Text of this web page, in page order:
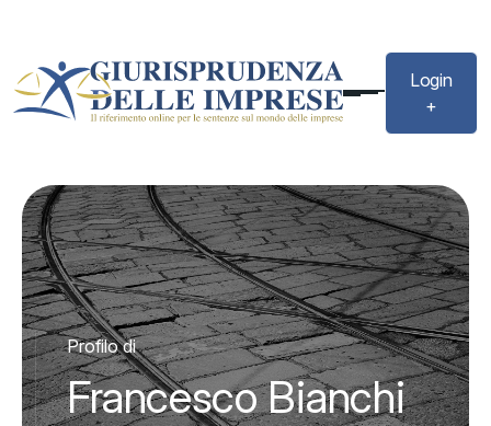
Login
+
Profilo di
Francesco Bianchi